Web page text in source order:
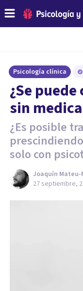
Psicología clínica
¿Se
sin
¿Es posible
solo con
Joaquín Mateu-
27 septiembre,